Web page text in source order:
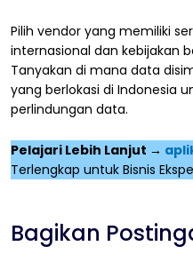
Pilih vendor yang memiliki
internasional dan kebijakan
Tanyakan di mana data
yang berlokasi di Indonesia
perlindungan data.
Pelajari Lebih Lanjut →
Terlengkap untuk Bisnis
Bagikan